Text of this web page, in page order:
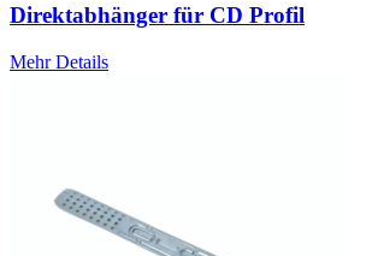
Direktabhänger für CD Profil
Mehr Details